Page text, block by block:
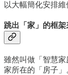
以大幅簡化安排維
跳出「家」的框架
雖然叫做「智慧
家所在的「房子」